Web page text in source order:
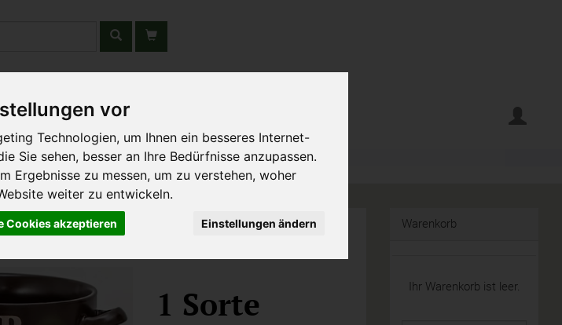
vor
Technologien, um Ihnen ein besseres Internet-
Sie sehen, besser an Ihre Bedürfnisse anzupassen.
Ergebnisse zu messen, um zu verstehen, woher
weiter zu entwickeln.
Cookies akzeptieren Einstellungen ändern
1 Sorte
Warenkorb
Ihr Warenkorb ist leer.